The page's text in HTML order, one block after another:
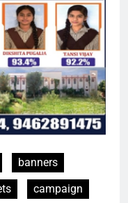
banners
campaign